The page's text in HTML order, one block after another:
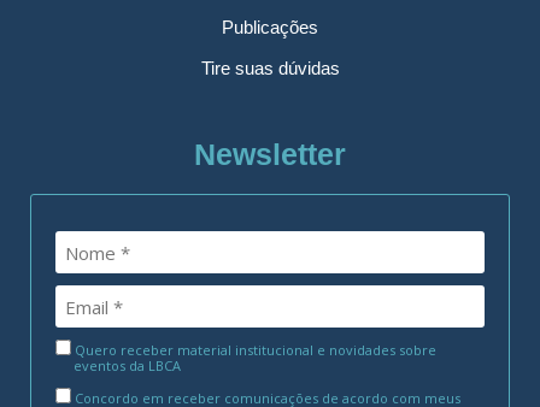
Publicações
Tire suas dúvidas
Newsletter
Quero receber material institucional e novidades sobre
eventos da LBCA
Concordo em receber comunicações de acordo com meus